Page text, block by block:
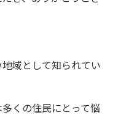
域として知られてい
くの住民にとって悩